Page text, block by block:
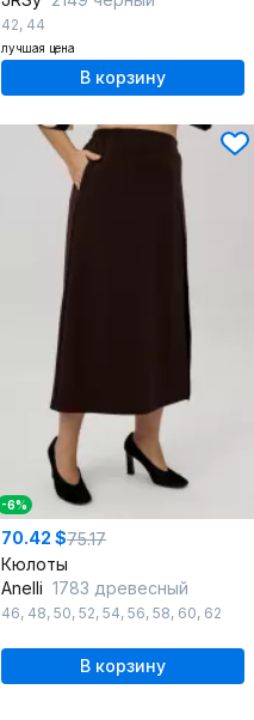
42, 44
лучшая цена
В корзину
-6%
70.42 $75.17
Кюлоты
Anelli 1783 древесный
46, 48, 50, 52, 54, 56, 58, 60, 62
В корзину